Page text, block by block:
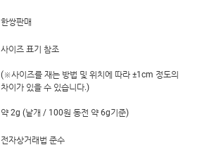
한쌍판매
사이즈 표기 참조
(※사이즈를 재는 방법 및 위치에 따라 ±1cm 정도의
차이가 있을 수 있습니다.)
약 2g (낱개 / 100원 동전 약 6g기준)
전자상거래법 준수